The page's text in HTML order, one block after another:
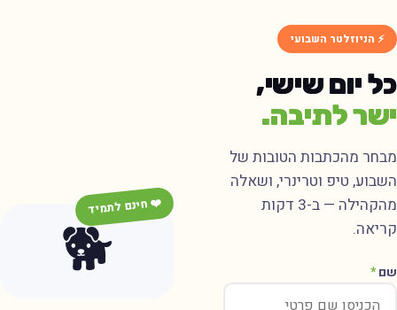
⚡ הניוזלטר השבועי
יום שישי,
לתיבה.
מהכתבות הטובות של
טיפ וטרינרי, ושאלה
מהקהילה — ב-3 דקות
*
🐕
❤️ חינם לתמיד